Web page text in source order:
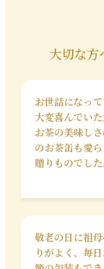
土産、ちょっと
三國屋善五郎で
本茶好きな方に
セットもおすす
高品質の茶葉を
上質なお茶のギ
う。
大切な方
お世話になっ
大変喜んでい
お茶の美味し
のお茶缶も愛
贈りものでし
敬老の日に祖
りがよく、毎